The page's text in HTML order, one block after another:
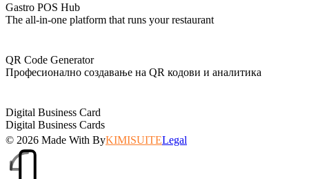
Gastro POS Hub
The all-in-one platform that runs your restaurant
QR Code Generator
Професионално создавање на QR кодови и аналитика
Digital Business Card
Digital Business Cards
© 2026 Made With ByKIMISUITELegal